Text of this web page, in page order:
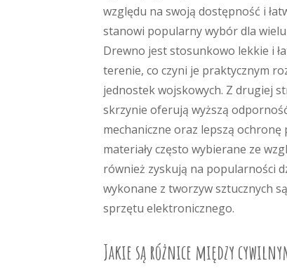
względu na swoją dostępność i
stanowi popularny wybór dla
Drewno jest stosunkowo lekkie i
terenie, co czyni je praktycznym
jednostek wojskowych. Z drugiej
skrzynie oferują wyższą
mechaniczne oraz lepszą
materiały często wybierane ze
również zyskują na popularności
wykonane z tworzyw sztucznych
sprzętu elektronicznego.
Jakie są różnice między